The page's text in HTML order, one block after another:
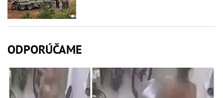
ODPORÚČAME